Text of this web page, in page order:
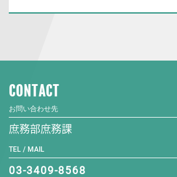
CONTACT
お問い合わせ先
庶務部庶務課
TEL / MAIL
03-3409-8568